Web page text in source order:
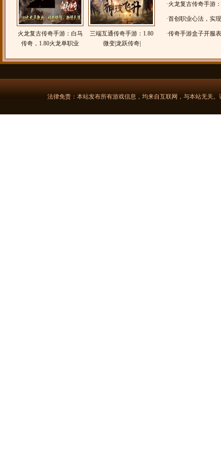
火龙复古传奇手游：白马
传奇，1.80火龙单职业
三端互通传奇手游：1.80
微变|龙跃传奇|
威火龙】小怪爆一切
·火龙复古传奇手游
《皓易传奇》
·首创职业心法，实
名盛传奇
·传奇手游盒子开服
法律免责：本站发布所有游戏信息，均来自互联网，与本站无关